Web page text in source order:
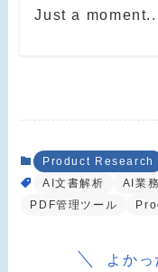
Just a
Product Research
AI文書解析
AI業
PDF管理ツール
よかっ